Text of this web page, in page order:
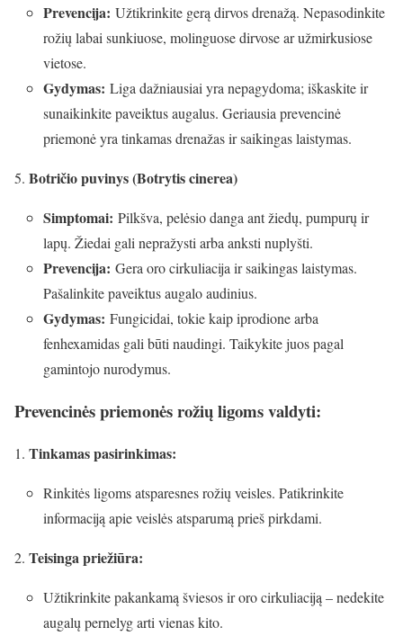
Prevencija: Užtikrinkite gerą dirvos drenažą. Nepasodinkite
rožių labai sunkiuose, molinguose dirvose ar užmirkusiose
vietose.
Gydymas: Liga dažniausiai yra nepagydoma; iškaskite ir
sunaikinkite paveiktus augalus. Geriausia prevencinė
priemonė yra tinkamas drenažas ir saikingas laistymas.
Botričio puvinys (Botrytis cinerea)
Simptomai: Pilkšva, pelėsio danga ant žiedų, pumpurų ir
lapų. Žiedai gali nepražysti arba anksti nuplyšti.
Prevencija: Gera oro cirkuliacija ir saikingas laistymas.
Pašalinkite paveiktus augalo audinius.
Gydymas: Fungicidai, tokie kaip iprodione arba
fenhexamidas gali būti naudingi. Taikykite juos pagal
gamintojo nurodymus.
Prevencinės priemonės rožių ligoms valdyti:
Tinkamas pasirinkimas:
Rinkitės ligoms atsparesnes rožių veisles. Patikrinkite
informaciją apie veislės atsparumą prieš pirkdami.
Teisinga priežiūra:
Užtikrinkite pakankamą šviesos ir oro cirkuliaciją – nedekite
augalų pernelyg arti vienas kito.